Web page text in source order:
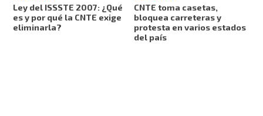
Ley del ISSSTE 2007: ¿Qué
es y por qué la CNTE exige
eliminarla?
CNTE toma casetas,
bloquea carreteras y
protesta en varios estados
del país